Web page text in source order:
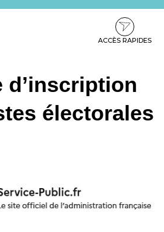
ACCÈS RAPIDES
d’inscription
électorales